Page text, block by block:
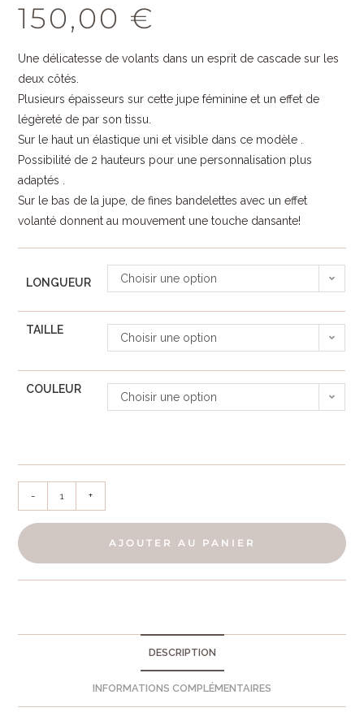
150,00 €
Une délicatesse de volants dans un esprit de cascade sur les
deux côtés.
Plusieurs épaisseurs sur cette jupe féminine et un effet de
légèreté de par son tissu.
Sur le haut un élastique uni et visible dans ce modèle .
Possibilité de 2 hauteurs pour une personnalisation plus
adaptés .
Sur le bas de la jupe, de fines bandelettes avec un effet
volanté donnent au mouvement une touche dansante!
LONGUEUR Choisir une option
TAILLE
Choisir une option
COULEUR
Choisir une option
- +
AJOUTER AU PANIER
DESCRIPTION
INFORMATIONS COMPLÉMENTAIRES